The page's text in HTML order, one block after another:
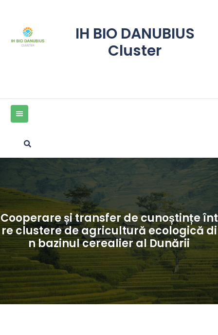
content
IH BIO DANUBIUS
Cluster
Cooperare și transfer de cunoștințe înt
re clustere de agricultură ecologică di
n bazinul cerealier al Dunării